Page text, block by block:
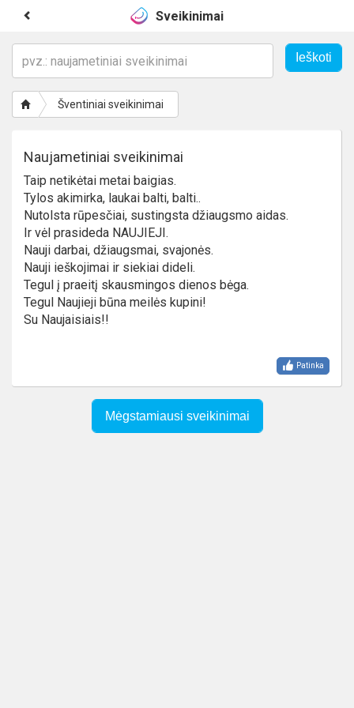
Sveikinimai
Šventiniai sveikinimai
Naujametiniai sveikinimai
Taip netikėtai metai baigias.
Tylos akimirka, laukai balti, balti..
Nutolsta rūpesčiai, sustingsta džiaugsmo aidas.
Ir vėl prasideda NAUJIEJI.
Nauji darbai, džiaugsmai, svajonės.
Nauji ieškojimai ir siekiai dideli.
Tegul į praeitį skausmingos dienos bėga.
Tegul Naujieji būna meilės kupini!
Su Naujaisiais!!
Patinka
Mėgstamiausi sveikinimai